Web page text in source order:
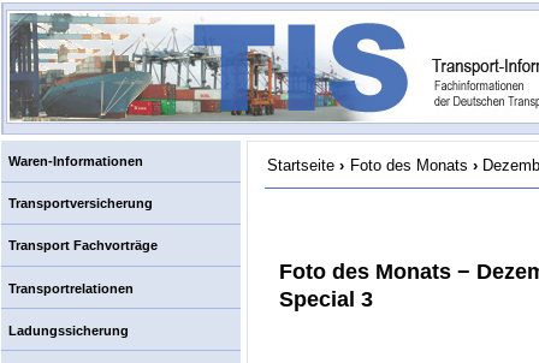
Waren-Informationen
Transportversicherung
Transport Fachvorträge
Transportrelationen
Ladungssicherung
Startseite › Foto des Monats ›
Foto des Monats −
Special 3